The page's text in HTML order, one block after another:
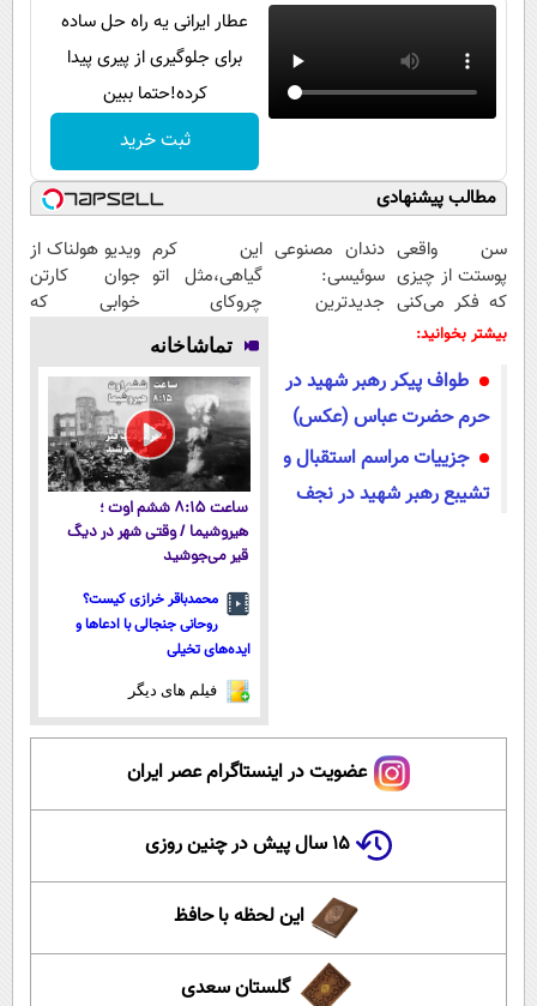
عطار ایرانی یه راه حل ساده
برای جلوگیری از پیری پیدا
کرده!حتما ببین
ثبت خرید
مطالب پیشنهادی
سن واقعی
پوستت از چیزی
که فکر می‌کنی
بیشتره...
دندان مصنوعی
سوئیسی:
جدیدترین
پرداخت قسطی
این کرم
گیاهی،مثل اتو
چروکای
پوستتوصاف
میکنه!50%تخفیف
ویدیو هولناک از
جوان کارتن
خوابی که
بیشتر بخوانید:
طواف پیکر رهبر شهید در
حرم حضرت عباس (عکس)
جزییات مراسم استقبال و
تشیبع رهبر شهید در نجف
تماشاخانه
ساعت ۸:۱۵ ششم اوت ؛
هیروشیما / وقتی شهر در دیگ
قیر می‌جوشید
محمدباقر خرازی کیست؟
روحانی جنجالی با ادعاها و
ایده‌های تخیلی
فیلم های دیگر
عضویت در اینستاگرام عصر ایران
۱۵ سال پیش در چنین روزی
این لحظه با حافظ
گلستان سعدی